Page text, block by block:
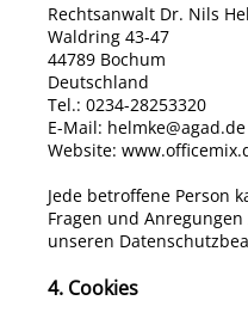
Rechtsanwalt Dr. Nils
Waldring 43-47
44789 Bochum
Deutschland
Tel.: 0234-28253320
E-Mail: helmke@agad.de
Website:
Jede betroffene Person
Fragen und
unseren
4. Cookies